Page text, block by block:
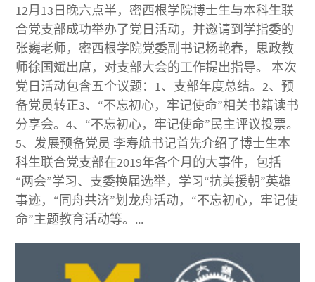
12月13日晚六点半，密西根学院博士生与本科生联
合党支部成功举办了党日活动，并邀请到学指委的
张巍老师，密西根学院党委副书记杨艳春，思政教
师徐国斌出席，对支部大会的工作提出指导。 本次
党日活动包含五个议题：1、支部年度总结。2、预
备党员转正3、“不忘初心，牢记使命”相关书籍读书
分享会。4、“不忘初心，牢记使命”民主评议投票。
5、发展预备党员 李寿航书记首先介绍了博士生本
科生联合党支部在2019年各个月的大事件，包括
“两会”学习、支委换届选举，学习“抗美援朝”英雄
事迹，“同舟共济”划龙舟活动，“不忘初心，牢记使
命”主题教育活动等。...